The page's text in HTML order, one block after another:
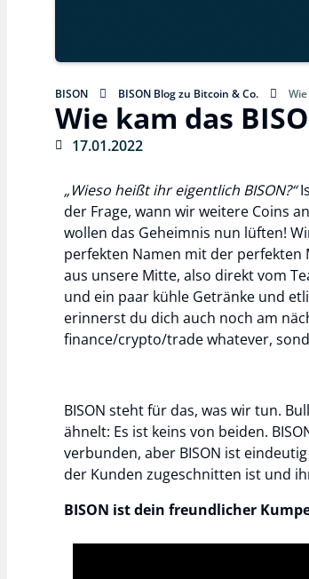
BISON BISON Blog zu Bitcoin & Co.
Wie kam das
17.01.2022
„Wieso heißt ihr eigentlich BISON?“
der Frage, wann wir weitere Coins
wollen das Geheimnis nun lüften!
perfekten Namen mit der perfekten
aus unsere Mitte, also direkt vom
und ein paar kühle Getränke und
erinnerst du dich auch noch am
finance/crypto/trade whatever,
BISON steht für das, was wir tun.
ähnelt: Es ist keins von beiden.
verbunden, aber BISON ist
der Kunden zugeschnitten ist und
BISON ist dein freundlicher